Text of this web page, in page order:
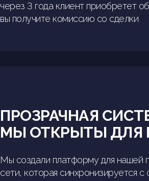
через 3 года клиент приобретет
вы получите комиссию со сделки
ПРОЗРАЧНАЯ
МЫ ОТКРЫТЫ ДЛЯ
Мы создали платформу для нашей
сети, которая синхронизируется с